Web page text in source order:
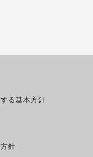
る基本方針
針